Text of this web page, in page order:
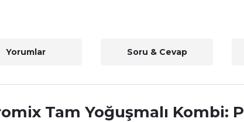
Yorumlar Soru & Cevap
Tam Yoğuşmalı Kombi: